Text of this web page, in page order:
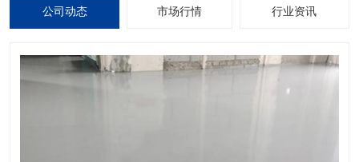
公司动态 市场行情 行业资讯